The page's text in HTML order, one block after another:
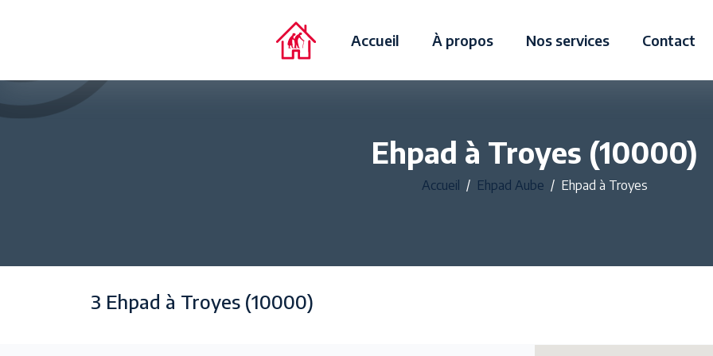
Accueil À propos Nos services Contact
Ehpad à Troyes (10000)
Accueil Ehpad Aube Ehpad à Troyes
3 Ehpad à Troyes (10000)